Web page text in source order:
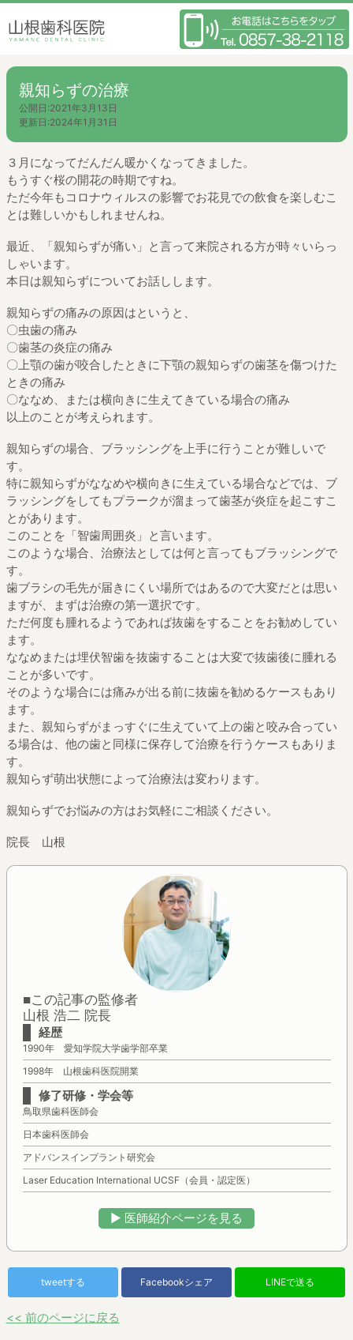
親知らずの治療
公開日:2021年3月13日
更新日:2024年1月31日
３月になってだんだん暖かくなってきました。
もうすぐ桜の開花の時期ですね。
ただ今年もコロナウィルスの影響でお花見での飲食を楽しむこ
とは難しいかもしれませんね。
最近、「親知らずが痛い」と言って来院される方が時々いらっ
しゃいます。
本日は親知らずについてお話しします。
親知らずの痛みの原因はというと、
〇虫歯の痛み
〇歯茎の炎症の痛み
〇上顎の歯が咬合したときに下顎の親知らずの歯茎を傷つけた
ときの痛み
〇ななめ、または横向きに生えてきている場合の痛み
以上のことが考えられます。
親知らずの場合、ブラッシングを上手に行うことが難しいで
す。
特に親知らずがななめや横向きに生えている場合などでは、ブ
ラッシングをしてもプラークが溜まって歯茎が炎症を起こすこ
とがあります。
このことを「智歯周囲炎」と言います。
このような場合、治療法としては何と言ってもブラッシングで
す。
歯ブラシの毛先が届きにくい場所ではあるので大変だとは思い
ますが、まずは治療の第一選択です。
ただ何度も腫れるようであれば抜歯をすることをお勧めしてい
ます。
ななめまたは埋伏智歯を抜歯することは大変で抜歯後に腫れる
ことが多いです。
そのような場合には痛みが出る前に抜歯を勧めるケースもあり
ます。
また、親知らずがまっすぐに生えていて上の歯と咬み合ってい
る場合は、他の歯と同様に保存して治療を行うケースもありま
す。
親知らず萌出状態によって治療法は変わります。
親知らずでお悩みの方はお気軽にご相談ください。
院長 山根
■この記事の監修者
山根 浩二 院長
経歴
1990年 愛知学院大学歯学部卒業
1998年 山根歯科医院開業
修了研修・学会等
鳥取県歯科医師会
日本歯科医師会
アドバンスインプラント研究会
Laser Education International UCSF（会員・認定医）
▶︎ 医師紹介ページを見る
tweetする Facebookシェア LINEで送る
<< 前のページに戻る